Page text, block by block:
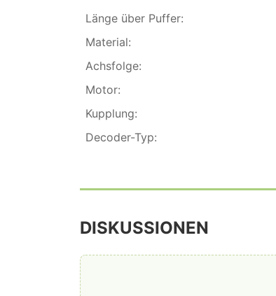
Länge über Puffer:
Material:
Achsfolge:
Motor:
Kupplung:
Decoder-Typ:
DISKUSSIONEN